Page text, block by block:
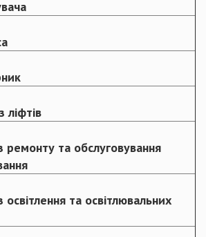
ліфтів
ремонту та обслуговування
та освітлювальних